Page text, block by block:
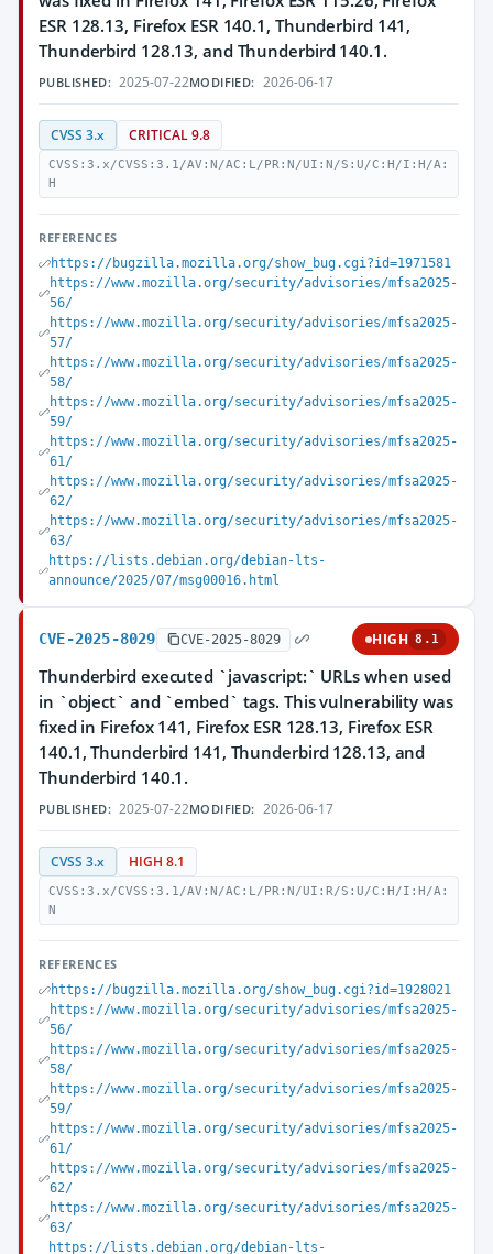
ESR 128.13, Firefox ESR 140.1, Thunderbird 141,
Thunderbird 128.13, and Thunderbird 140.1.
PUBLISHED: 2025-07-22MODIFIED: 2026-06-17
CVSS 3.x CRITICAL 9.8
CVSS:3.x/CVSS:3.1/AV:N/AC:L/PR:N/UI:N/S:U/C:H/I:H/A:
H
REFERENCES
https://bugzilla.mozilla.org/show_bug.cgi?id=1971581
https://www.mozilla.org/security/advisories/mfsa2025-
56/
https://www.mozilla.org/security/advisories/mfsa2025-
57/
https://www.mozilla.org/security/advisories/mfsa2025-
58/
https://www.mozilla.org/security/advisories/mfsa2025-
59/
https://www.mozilla.org/security/advisories/mfsa2025-
61/
https://www.mozilla.org/security/advisories/mfsa2025-
62/
https://www.mozilla.org/security/advisories/mfsa2025-
63/
https://lists.debian.org/debian-lts-
announce/2025/07/msg00016.html
CVE-2025-8029 CVE-2025-8029 HIGH 8.1
Thunderbird executed `javascript:` URLs when used
in `object` and `embed` tags. This vulnerability was
fixed in Firefox 141, Firefox ESR 128.13, Firefox ESR
140.1, Thunderbird 141, Thunderbird 128.13, and
Thunderbird 140.1.
PUBLISHED: 2025-07-22MODIFIED: 2026-06-17
CVSS 3.x HIGH 8.1
CVSS:3.x/CVSS:3.1/AV:N/AC:L/PR:N/UI:R/S:U/C:H/I:H/A:
N
REFERENCES
https://bugzilla.mozilla.org/show_bug.cgi?id=1928021
https://www.mozilla.org/security/advisories/mfsa2025-
56/
https://www.mozilla.org/security/advisories/mfsa2025-
58/
https://www.mozilla.org/security/advisories/mfsa2025-
59/
https://www.mozilla.org/security/advisories/mfsa2025-
61/
https://www.mozilla.org/security/advisories/mfsa2025-
62/
https://www.mozilla.org/security/advisories/mfsa2025-
63/
https://lists.debian.org/debian-lts-